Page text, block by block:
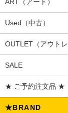
Used（中古）
OUTLET（アウトレ
SALE
★ ご予約注文品 ★
★BRAND